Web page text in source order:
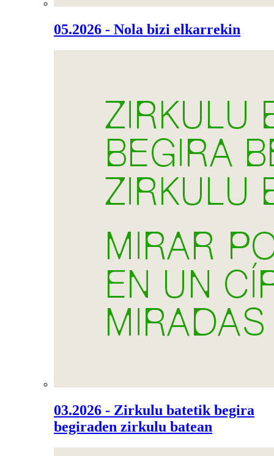
05.2026 - Nola bizi elkarrekin
03.2026 - Zirkulu batetik begira
begiraden zirkulu batean